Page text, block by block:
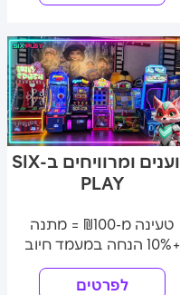
טוענים ומרוויחים ב-SIX
PLAY
טעינה מ-₪100 = מתנה
+10% הנחה במעמד חיוב
לפרטים